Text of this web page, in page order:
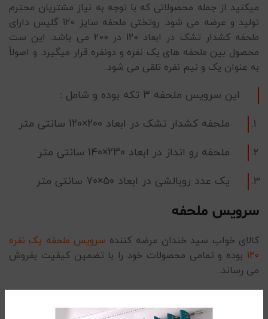
میکنید از جمله محصولاتی که با توجه به نیاز مشتریان محترم
تولید و عرضه می شود. روتختی ملحفه سایز 120 گلیس دارای
ملحفه کشدار تشک در ابعاد 120 در 200 می باشد. این ست
محصول بین ملحفه های یک نفره و دونفره قرار میگیرد. و اصولاً
به عنوان یک و نیم نفره تلقی می شود.
این سرویس ملحفه 3 تکه بوده و شامل :
ملحفه کشدار تشک در ابعاد 200×120 سانتی متر
ملحفه رو انداز در ابعاد 230×140 سانتی متر
یک عدد روبالشی در ابعاد 50×70 سانتی متر
سرویس ملحفه
کالای خواب سید خندان عرضه کننده سرویس ملحفه یک نفره
120 بوده و تمامی محصولات خود را با تضمین کیفیت بفروش
می رساند.